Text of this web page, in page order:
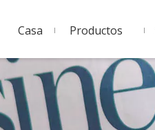
Casa Productos